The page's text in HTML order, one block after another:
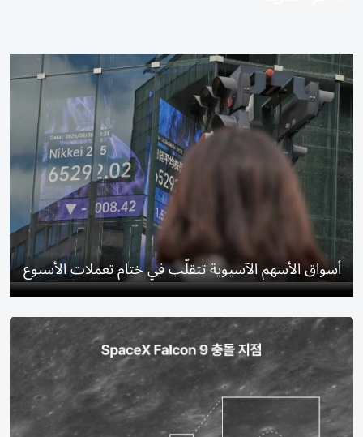
أسواق الأسهم الآسيوية تتقلّب في ختام تعملات الأسبوع